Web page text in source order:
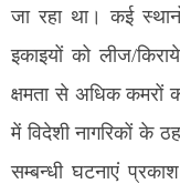
जा रहा था। कई
इकाइयों को लीज/
क्षमता से अधिक कमरों
में विदेशी नागरिकों के
सम्बन्धी घटनाएं